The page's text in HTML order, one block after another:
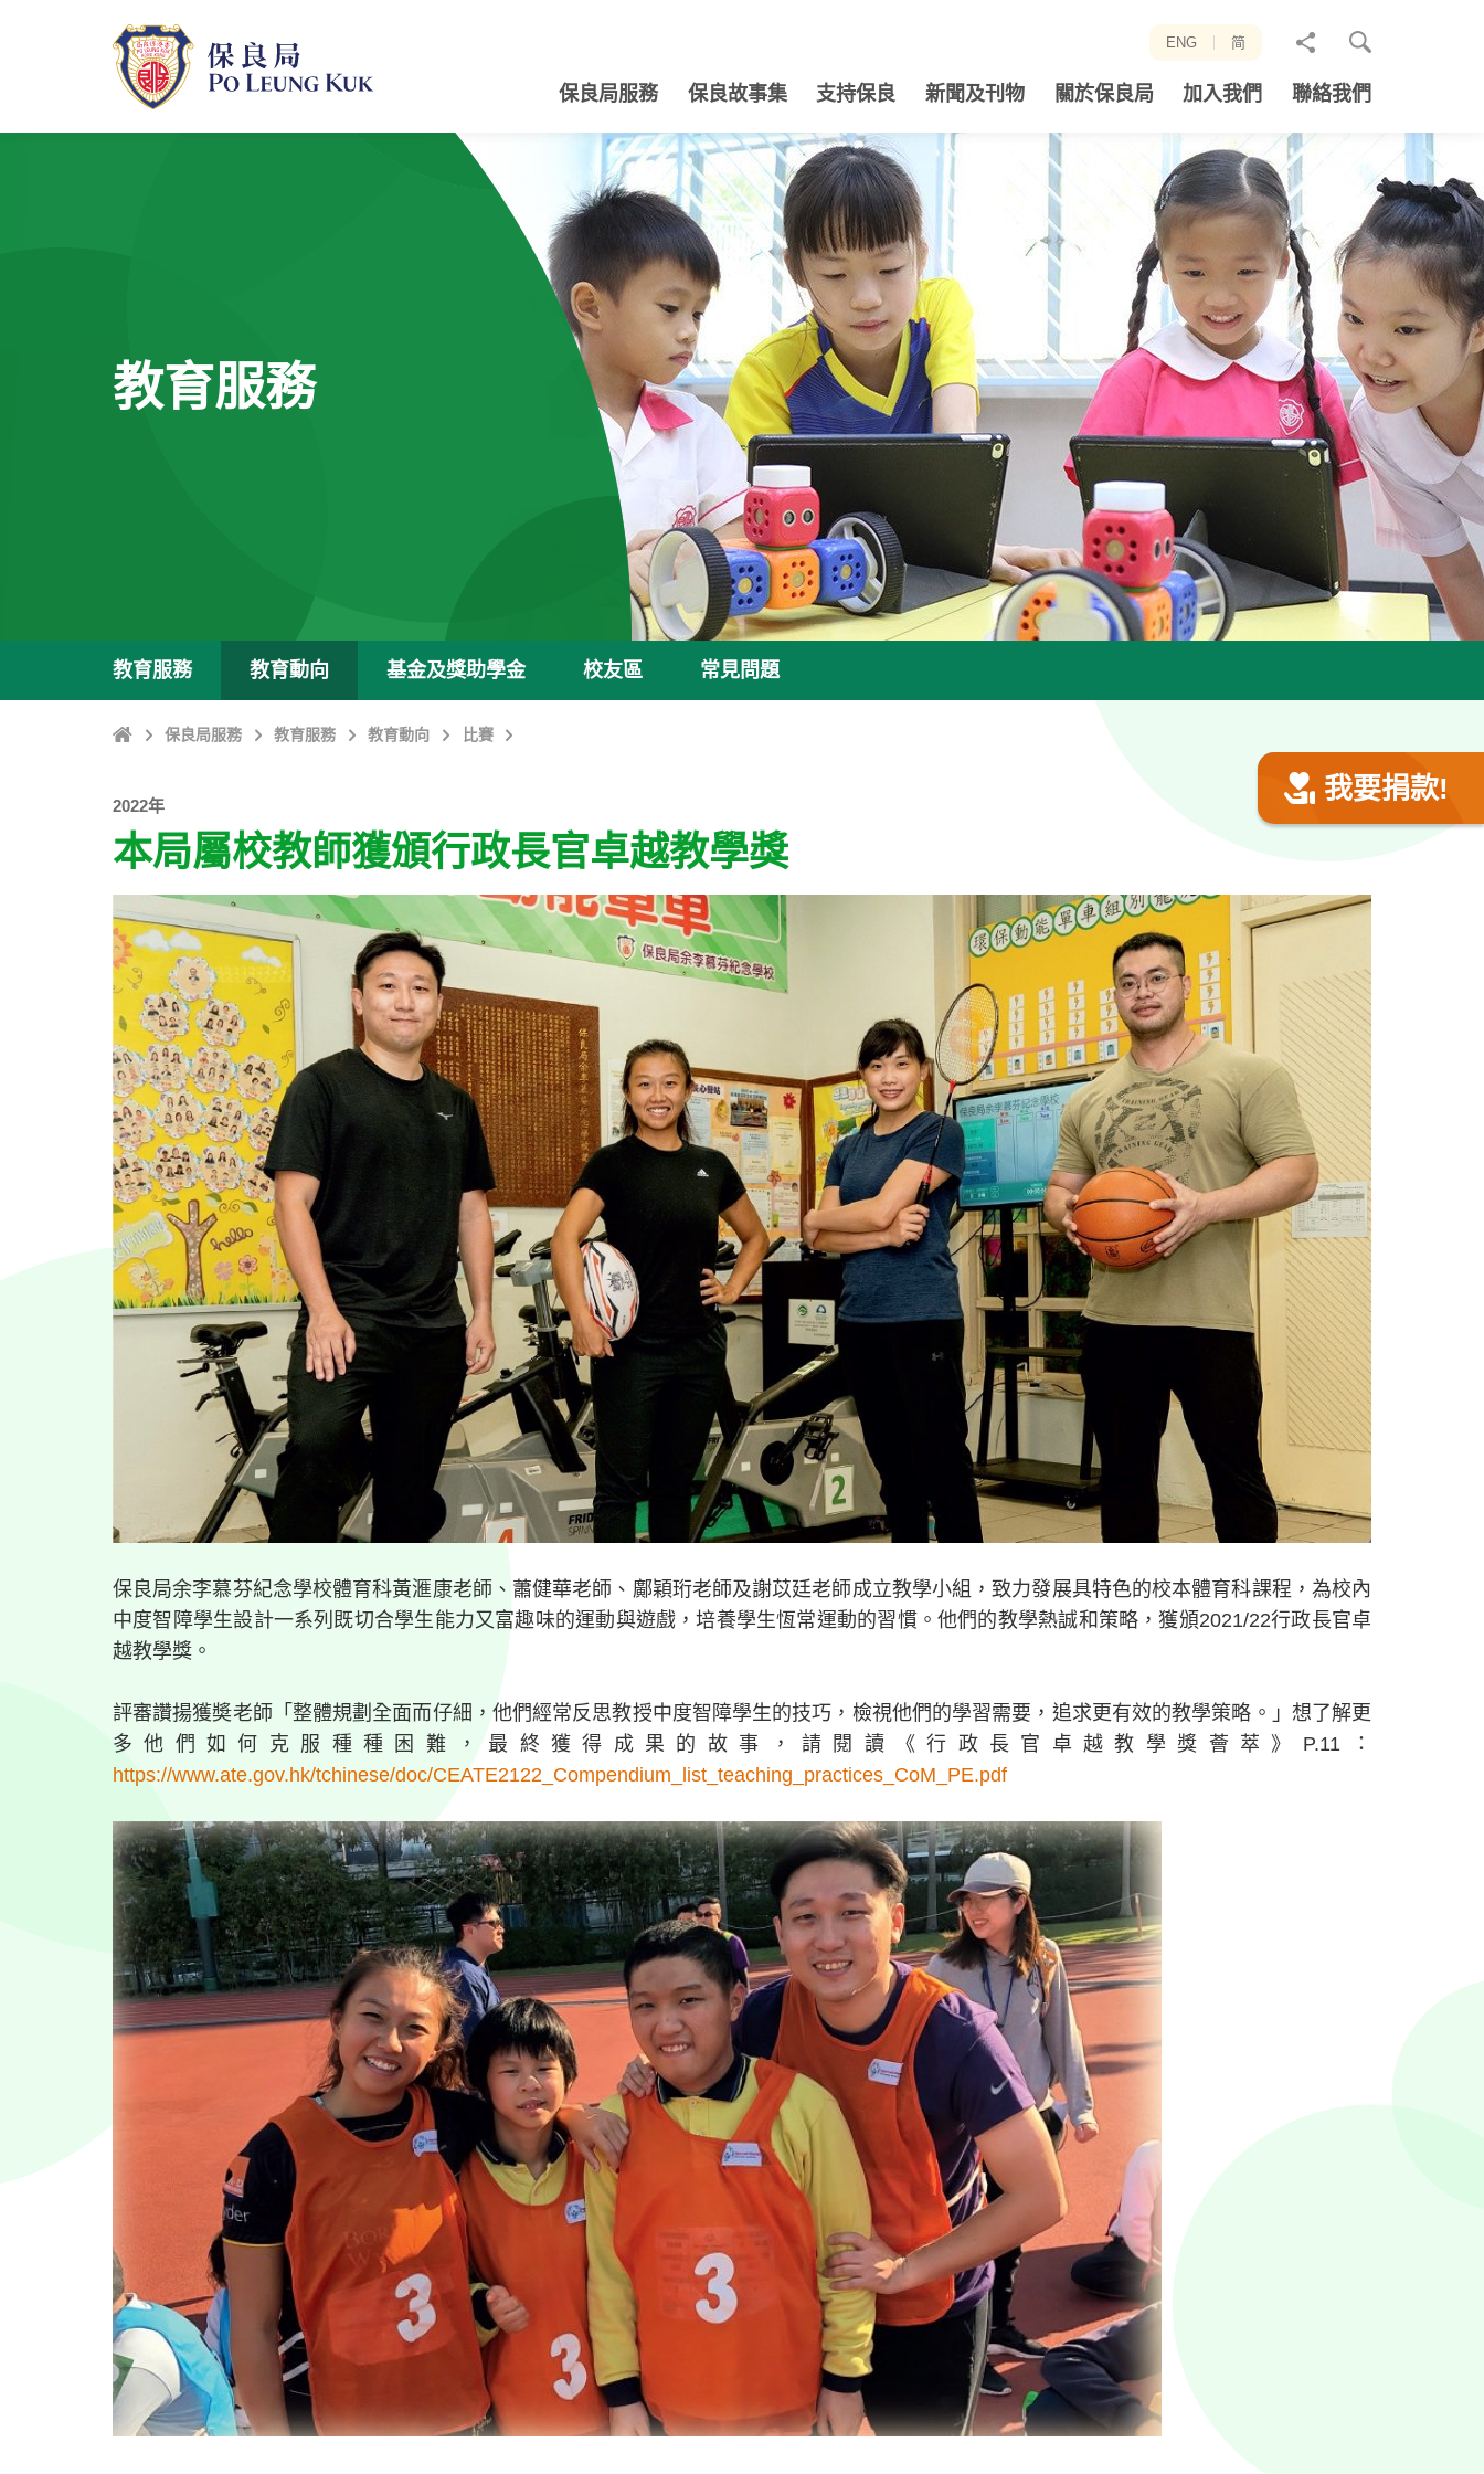
ENG 简
分
至
保良局服務 保良故事集 支持保良 新聞及刊物 關於保良局 加入我們 聯絡我們
教育服務
教育服務 教育動向 基金及獎助學金 校友區 常見問題
主
保良局服務 教育服務 教育動向 比賽
我要捐款!
2022年
本局屬校教師獲頒行政長官卓越教學獎
保良局余李慕芬紀念學校體育科黃滙康老師、蕭健華老師、鄺穎珩老師及謝苡廷老師成立教學小組，致力發展具特色的校本體育科課程，為校內
中度智障學生設計一系列既切合學生能力又富趣味的運動與遊戲，培養學生恆常運動的習慣。他們的教學熱誠和策略，獲頒2021/22行政長官卓
越教學獎。
評審讚揚獲奬老師「整體規劃全面而仔細，他們經常反思教授中度智障學生的技巧，檢視他們的學習需要，追求更有效的教學策略。」想了解更
多他們如何克服種種困難，最終獲得成果的故事，請閱讀《行政長官卓越教學獎薈萃》P.11：
https://www.ate.gov.hk/tchinese/doc/CEATE2122_Compendium_list_teaching_practices_CoM_PE.pdf